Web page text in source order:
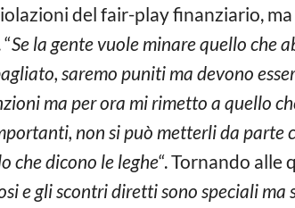
del fair-play finanziario, ma
Se la gente vuole minare quello che
saremo puniti ma devono
ma per ora mi rimetto a quello
non si può metterli da parte
che dicono le leghe“. Tornando alle
e gli scontri diretti sono speciali ma